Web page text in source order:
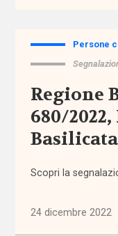
accreditamento
Acri
Persone
Regione
680/
Scopri la
24 dicembre 2022